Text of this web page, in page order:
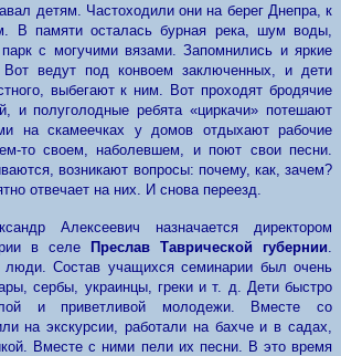
детям. Частoходили они на берег Днепра, к
В памяти осталась бурная река, шум воды,
с могучими вязами. Запомнились и яркие
Вот ведут под конвоем заключенных, и дети
выбегают к ним. Вот проходят бродячие
и полуголодные ребята «циркачи» потешают
на скамеечках у домов отдыхают рабочие
то своем, наболевшем, и поют свои песни.
возникают вопросы: почему, как, зачем?
отвечает на них. И снова переезд.
Алексеевич назначается директором
в селе
Преслав Таврической губернии.
Состав учащихся семинарии был очень
сербы, украинцы, греки и т. д. Дети быстро
и приветливой молодежи. Вместе со
на экскурсии, работали на бахче и в садах,
Вместе с ними пели их песни. В это время